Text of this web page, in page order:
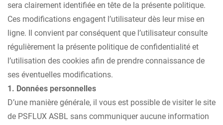
sera clairement identifiée en tête de la présente politique.
Ces modifications engagent l’utilisateur dès leur mise en
ligne. Il convient par conséquent que l’utilisateur consulte
régulièrement la présente politique de confidentialité et
l’utilisation des cookies afin de prendre connaissance de
ses éventuelles modifications.
1. Données personnelles
D’une manière générale, il vous est possible de visiter le site
de PSFLUX ASBL sans communiquer aucune information